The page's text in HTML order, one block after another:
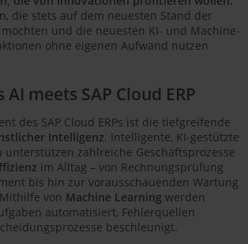
die stets auf dem neuesten Stand der
und die neuesten KI- und Machine-
ohne eigenen Aufwand nutzen
AI meets SAP Cloud ERP
des SAP Cloud ERPs ist die tiefgreifende
Intelligenz. Intelligente, KI-gestützte
zahlreiche Geschäftsprozesse
im Alltag – von Rechnungsprüfung
bis hin zur vorausschauenden Wartung
von Machine Learning werden
automatisiert, Fehlerquellen
beschleunigt.